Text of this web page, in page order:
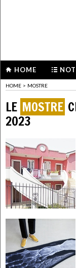
HOME
HOME > MOSTRE
LE MOSTRE
2023